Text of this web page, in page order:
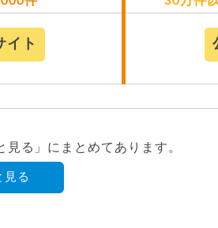
イト
る」にまとめてあります。
る